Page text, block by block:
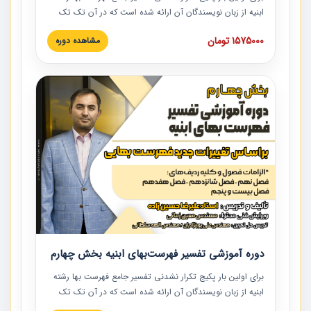
ابنیه از زبان نویسندگان آن ارائه شده است که در آن تک تک
ردیف ها و مطالب فهرست بها تفسیر و ارائه شده است. این
دوره به صورت کامل تصویری بوده و به همراه تصاویر عملیات
دوره با کلام مهندس علیرضاحسین‌زاده مدیر پروژه مهندسی
مشاور در امر بازنگری فهرست بها رشته ابنیه ارائه شده و به تمام
همکارانی که در حوزه صنعت ساخت در حال فعالیت هستند حتما
توصیه می کنیم از مطالب این دوره استفاده نمایند.
1575000 تومان مشاهده دوره
دوره آموزشی تفسیر فهرست‌بهای ابنیه بخش چهارم
برای اولین بار پکیج تکرار نشدنی تفسیر جامع فهرست بها رشته
ابنیه از زبان نویسندگان آن ارائه شده است که در آن تک تک
ردیف ها و مطالب فهرست بها تفسیر و ارائه شده است. این